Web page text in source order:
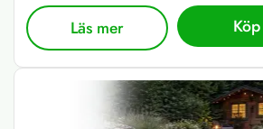
Läs mer Köp